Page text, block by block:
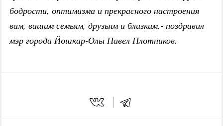
бодрости, оптимизма и прекрасного настроения
вам, вашим семьям, друзьям и близким,- поздравил
мэр города Йошкар-Олы Павел Плотников.